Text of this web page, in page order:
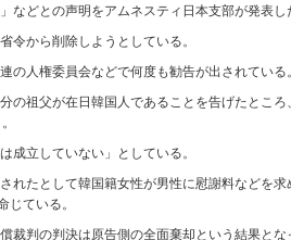
などとの声明をアムネスティ日本支部が発表し
令から削除しようとしている。
の人権委員会などで何度も勧告が出されている。
の祖父が在日韓国人であることを告げたとこ
成立していない」としている。
れたとして韓国籍女性が男性に慰謝料などを
ている。
裁判の判決は原告側の全面棄却という結果とな